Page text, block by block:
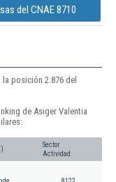
del CNAE 8710
posición 2.876 del
de Asiger Valentia
Sector
Actividad